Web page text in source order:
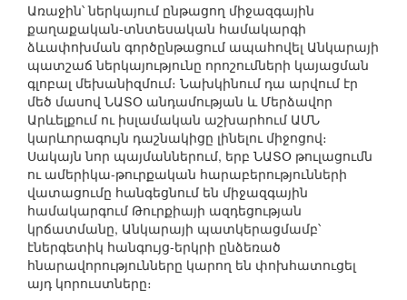
Առաջին՝ ներկայում ընթացող միջազգային
քաղաքական-տնտեսական համակարգի
ձևափոխման գործընթացում ապահովել Անկարայի
պատշաճ ներկայությունը որոշումների կայացման
գլոբալ մեխանիզմում։ Նախկինում դա արվում էր
մեծ մասով ՆԱՏՕ անդամության և Մերձավոր
Արևելքում ու իսլամական աշխարհում ԱՄՆ
կարևորագույն դաշնակիցը լինելու միջոցով։
Սակայն նոր պայմաններում, երբ ՆԱՏՕ թուլացումն
ու ամերիկա-թուրքական հարաբերությունների
վատացումը հանգեցնում են միջազգային
համակարգում Թուրքիայի ազդեցության
կրճատմանը, Անկարայի պատկերացմամբ՝
էներգետիկ հանգույց-երկրի ընձեռած
հնարավորությունները կարող են փոխհատուցել
այդ կորուստները։